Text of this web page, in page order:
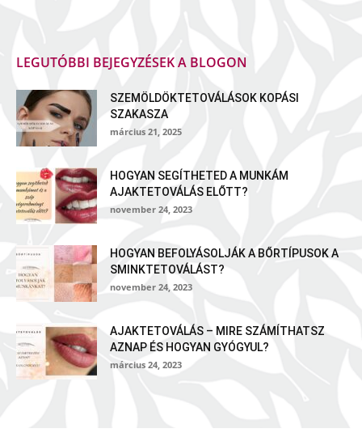
LEGUTÓBBI BEJEGYZÉSEK A BLOGON
SZEMÖLDÖKTETOVÁLÁSOK KOPÁSI
SZAKASZA
március 21, 2025
HOGYAN SEGÍTHETED A MUNKÁM
AJAKTETOVÁLÁS ELŐTT?
november 24, 2023
HOGYAN BEFOLYÁSOLJÁK A BŐRTÍPUSOK A
SMINKTETOVÁLÁST?
november 24, 2023
AJAKTETOVÁLÁS – MIRE SZÁMÍTHATSZ
AZNAP ÉS HOGYAN GYÓGYUL?
március 24, 2023